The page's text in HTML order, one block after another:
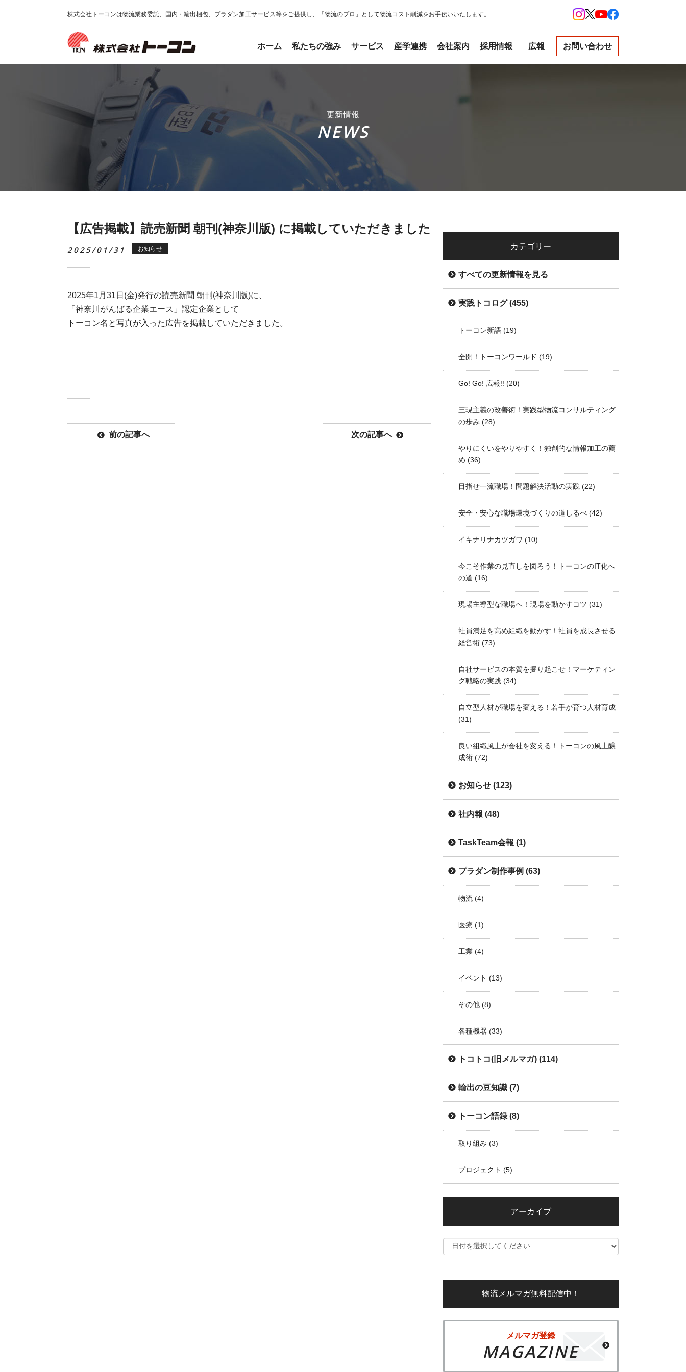
株式会社トーコンは物流業務委託、国内・輸出梱包、プラダン加工サービス等をご提供し、「物流のプロ」として物流コスト削減をお手伝いいたします。
ホーム 私たちの強み サービス 産学連携 会社案内 採用情報 広報 お問い合わせ
更新情報
NEWS
【広告掲載】読売新聞 朝刊(神奈川版) に掲載していただきました
2025/01/31 お知らせ
2025年1月31日(金)発行の読売新聞 朝刊 (神奈川版)に、
「神奈川がんばる企業エース」認定企業として
トーコン名と写真が入った広告を掲載していただきました。
前の記事へ 次の記事へ
カテゴリー
すべての更新情報を見る
実践トコログ(455)
トーコン新語 (19)
全開！トーコンワールド (19)
Go! Go! 広報!! (20)
三現主義の改善術！実践型物流コンサルティング
の歩み (28)
やりにくいをやりやすく！独創的な情報加工の薦
め (36)
目指せ一流職場！問題解決活動の実践 (22)
安全・安心な職場環境づくりの道しるべ (42)
イキナリナカツガワ (10)
今こそ作業の見直しを図ろう！トーコンのIT化へ
の道 (16)
現場主導型な職場へ！現場を動かすコツ (31)
社員満足を高め組織を動かす！社員を成長させる
経営術 (73)
自社サービスの本質を掘り起こせ！マーケティン
グ戦略の実践 (34)
自立型人材が職場を変える！若手が育つ人材育成
(31)
良い組織風土が会社を変える！トーコンの風土醸
成術 (72)
お知らせ (123)
社内報 (48)
TaskTeam会報 (1)
プラダン制作事例 (63)
物流 (4)
医療 (1)
工業 (4)
イベント (13)
その他 (8)
各種機器 (33)
トコトコ(旧メルマガ) (114)
輸出の豆知識 (7)
トーコン語録(8)
取り組み (3)
プロジェクト (5)
アーカイブ
物流メルマガ無料配信中！
メルマガ登録
MAGAZINE